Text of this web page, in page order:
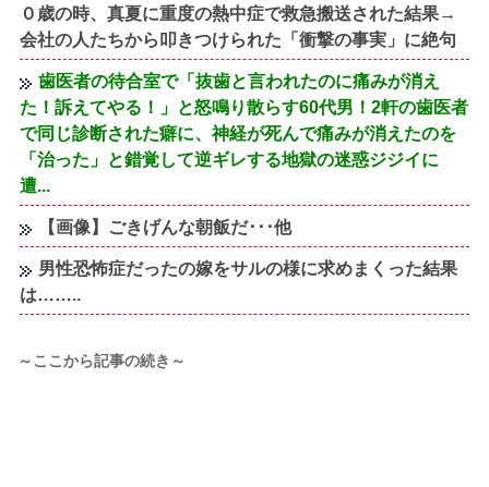
０歳の時、真夏に重度の熱中症で救急搬送された結果→
会社の人たちから叩きつけられた「衝撃の事実」に絶句
歯医者の待合室で「抜歯と言われたのに痛みが消え
た！訴えてやる！」と怒鳴り散らす60代男！2軒の歯医者
で同じ診断された癖に、神経が死んで痛みが消えたのを
「治った」と錯覚して逆ギレする地獄の迷惑ジジイに
遭...
【画像】ごきげんな朝飯だ･･･他
男性恐怖症だったの嫁をサルの様に求めまくった結果
は……..
～ここから記事の続き～